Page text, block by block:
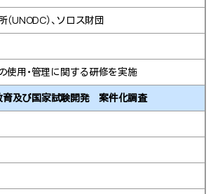
UNODC）、ソロス財団
使用・管理に関する研修を実施
育及び国家試験開発 案件化調査